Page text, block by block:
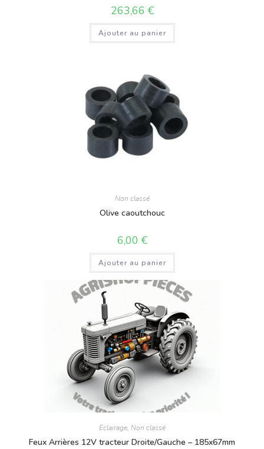
263,66 €
Ajouter au panier
Non classé
Olive caoutchouc
6,00 €
Ajouter au panier
Eclairage, Non classé
Feux Arrières 12V tracteur Droite/Gauche – 185x67mm